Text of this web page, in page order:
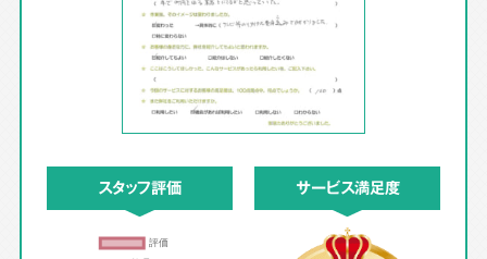
スタッフ評価 サービス満足度